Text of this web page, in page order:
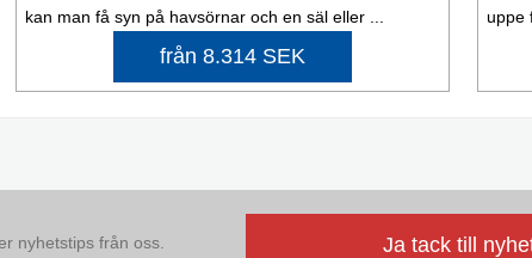
kan man få syn på havsörnar och en säl eller ...
från 8.314 SEK
uppe
nyhetstips från oss. Ja tack till